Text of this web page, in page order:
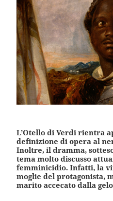
L’Otello di Verdi rientra
definizione di opera al
Inoltre, il dramma,
tema molto discusso
femminicidio. Infatti, la
moglie del protagonista,
marito accecato dalla